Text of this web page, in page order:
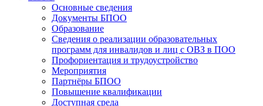
Основные сведения
Документы БПОО
Образование
Сведения о реализации образовательных
программ для инвалидов и лиц с ОВЗ в ПОО
Профориентация и трудоустройство
Мероприятия
Партнёры БПОО
Повышение квалификации
Доступная среда